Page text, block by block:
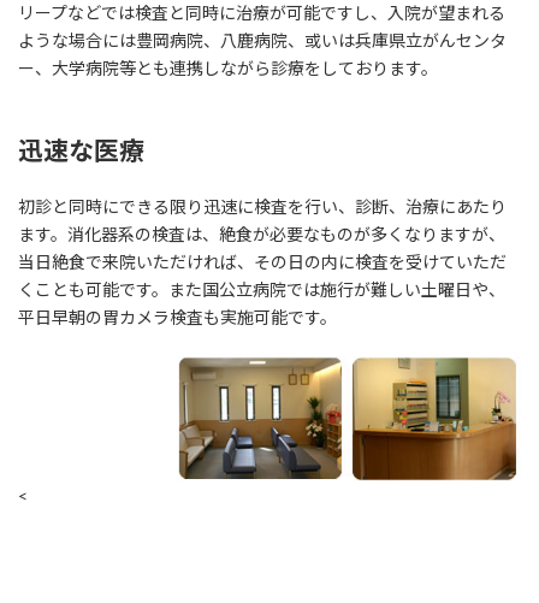
リープなどでは検査と同時に治療が可能ですし、入院が望まれる
ような場合には豊岡病院、八鹿病院、或いは兵庫県立がんセンタ
ー、大学病院等とも連携しながら診療をしております。
迅速な医療
初診と同時にできる限り迅速に検査を行い、診断、治療にあたり
ます。消化器系の検査は、絶食が必要なものが多くなりますが、
当日絶食で来院いただければ、その日の内に検査を受けていただ
くことも可能です。また国公立病院では施行が難しい土曜日や、
平日早朝の胃カメラ検査も実施可能です。
<